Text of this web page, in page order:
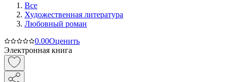
Все
Художественная литература
Любовный роман
0.00Оценить
Электронная книга